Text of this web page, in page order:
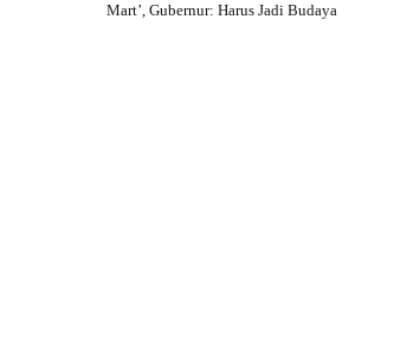
Mart’, Gubernur: Harus Jadi Budaya